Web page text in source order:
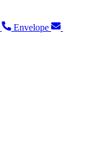
Envelope